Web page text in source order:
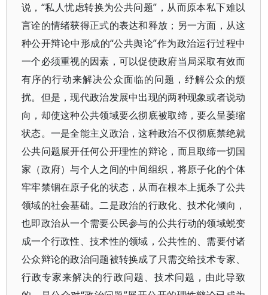
说，“私人忧虑转换为公共问题”，从而原本私下难以
言诠的情绪获得正式的表达和释放；另一方面，从这
种公开辩论中形成的“公共舆论”作为政治运行过程中
一个必须重视的因素，可以促使政府当局采取有效而
有序的行动来解决公众面临的问题，纾解公众的烦
扰。但是，现代政治发展中出现的两种现象或者说动
向，却使这种公共领域要么彻底被取缔，要么呈萎缩
状态。一是全能主义政治，这种政治不仅彻底禁绝就
公共问题展开任何公开理性的辩论，而且取缔一切国
家（政府）与个人之间的中间组织，将原子化的个体
牢牢禁锢在原子化的状态，从而在根本上扼杀了公共
领域的社会基础。二是政治的行政化、技术化倾向，
也即政治从一个需要公民参与的公共行动的领域蜕变
成一个行政性、技术性的领域，公共性的、需要付诸
公众辩论的政治问题被转换成了只需交给技术专家、
行政专家来解决的行政问题、技术问题，由此导致